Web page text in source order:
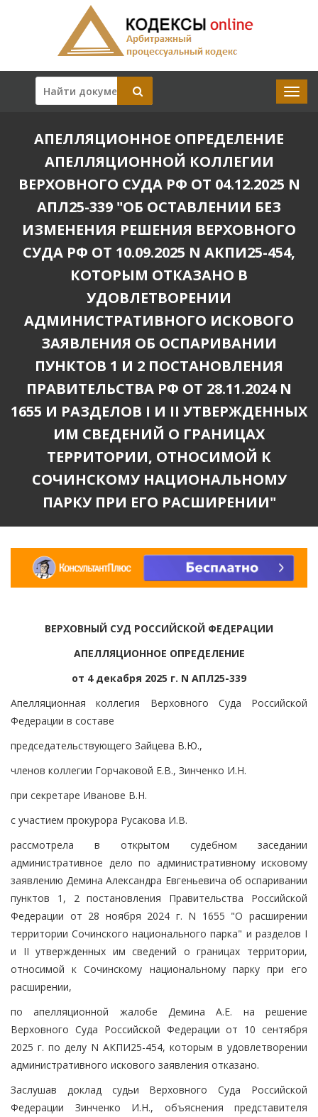
АПЕЛЛЯЦИОННОЕ ОПРЕДЕЛЕНИЕ
АПЕЛЛЯЦИОННОЙ КОЛЛЕГИИ
ВЕРХОВНОГО СУДА РФ ОТ 04.12.2025 N
АПЛ25-339 "ОБ ОСТАВЛЕНИИ БЕЗ
ИЗМЕНЕНИЯ РЕШЕНИЯ ВЕРХОВНОГО
СУДА РФ ОТ 10.09.2025 N АКПИ25-454,
КОТОРЫМ ОТКАЗАНО В
УДОВЛЕТВОРЕНИИ
АДМИНИСТРАТИВНОГО ИСКОВОГО
ЗАЯВЛЕНИЯ ОБ ОСПАРИВАНИИ
ПУНКТОВ 1 И 2 ПОСТАНОВЛЕНИЯ
ПРАВИТЕЛЬСТВА РФ ОТ 28.11.2024 N
1655 И РАЗДЕЛОВ I И II УТВЕРЖДЕННЫХ
ИМ СВЕДЕНИЙ О ГРАНИЦАХ
ТЕРРИТОРИИ, ОТНОСИМОЙ К
СОЧИНСКОМУ НАЦИОНАЛЬНОМУ
ПАРКУ ПРИ ЕГО РАСШИРЕНИИ"
ВЕРХОВНЫЙ СУД РОССИЙСКОЙ ФЕДЕРАЦИИ
АПЕЛЛЯЦИОННОЕ ОПРЕДЕЛЕНИЕ
от 4 декабря 2025 г. N АПЛ25-339
Апелляционная коллегия Верховного Суда Российской
Федерации в составе
председательствующего Зайцева В.Ю.,
членов коллегии Горчаковой Е.В., Зинченко И.Н.
при секретаре Иванове В.Н.
с участием прокурора Русакова И.В.
рассмотрела в открытом судебном заседании
административное дело по административному исковому
заявлению Демина Александра Евгеньевича об оспаривании
пунктов 1, 2 постановления Правительства Российской
Федерации от 28 ноября 2024 г. N 1655 "О расширении
территории Сочинского национального парка" и разделов I
и II утвержденных им сведений о границах территории,
относимой к Сочинскому национальному парку при его
расширении,
по апелляционной жалобе Демина А.Е. на решение
Верховного Суда Российской Федерации от 10 сентября
2025 г. по делу N АКПИ25-454, которым в удовлетворении
административного искового заявления отказано.
Заслушав доклад судьи Верховного Суда Российской
Федерации Зинченко И.Н., объяснения представителя